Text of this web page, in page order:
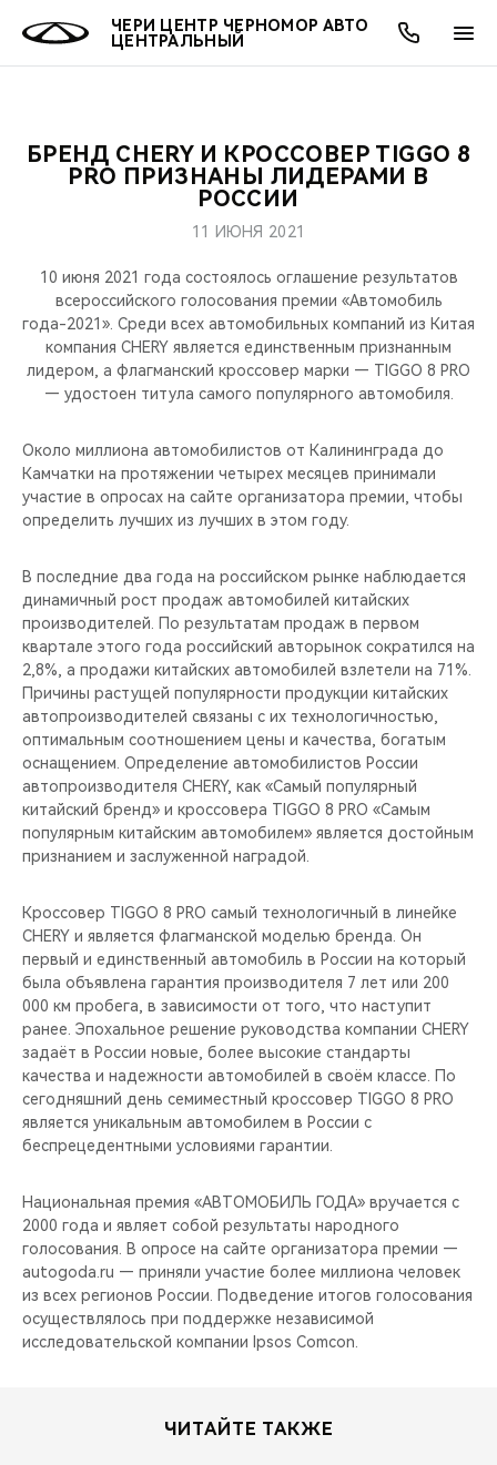
ЧЕРИ ЦЕНТР ЧЕРНОМОР АВТО
ЦЕНТРАЛЬНЫЙ
МОДЕЛИ
СЕДАНЫ
О КОМПАНИИ
МЫ В СОЦСЕТЯХ
ПОКУПАТЕЛЯМ
КРЕДИТ И СТРАХОВАНИЕ
АКСЕССУАРЫ
ВЛАДЕЛЬЦАМ
ЗАПЧАСТИ И АКСЕССУАРЫ
ПОДДЕРЖКА
МИР CHERY
CHERY В СОЦСЕТЯХ
ЛЮДИ CHERY
CHERY И СПОРТ
CHERY REMOTE
НАШИ МЕРОПРИЯТИЯ
CHERY ДЛЯ ДЕТЕЙ
ОНЛАЙН СЕРВИСЫ
БРЕНД CHERY И КРОССОВЕР TIGGO 8
PRO ПРИЗНАНЫ ЛИДЕРАМИ В
РОССИИ
11 ИЮНЯ 2021
10 июня 2021 года состоялось оглашение результатов
всероссийского голосования премии «Автомобиль
года-2021». Среди всех автомобильных компаний из Китая
компания CHERY является единственным признанным
лидером, а флагманский кроссовер марки — TIGGO 8 PRO
— удостоен титула самого популярного автомобиля.
Около миллиона автомобилистов от Калининграда до
Камчатки на протяжении четырех месяцев принимали
участие в опросах на сайте организатора премии, чтобы
определить лучших из лучших в этом году.
В последние два года на российском рынке наблюдается
динамичный рост продаж автомобилей китайских
производителей. По результатам продаж в первом
квартале этого года российский авторынок сократился на
2,8%, а продажи китайских автомобилей взлетели на 71%.
Причины растущей популярности продукции китайских
автопроизводителей связаны с их технологичностью,
оптимальным соотношением цены и качества, богатым
оснащением. Определение автомобилистов России
автопроизводителя CHERY, как «Самый популярный
китайский бренд» и кроссовера TIGGO 8 PRO «Самым
популярным китайским автомобилем» является достойным
признанием и заслуженной наградой.
Кроссовер TIGGO 8 PRO самый технологичный в линейке
CHERY и является флагманской моделью бренда. Он
первый и единственный автомобиль в России на который
была объявлена гарантия производителя 7 лет или 200
000 км пробега, в зависимости от того, что наступит
ранее. Эпохальное решение руководства компании CHERY
задаёт в России новые, более высокие стандарты
качества и надежности автомобилей в своём классе. По
сегодняшний день семиместный кроссовер TIGGO 8 PRO
является уникальным автомобилем в России с
беспрецедентными условиями гарантии.
Национальная премия «АВТОМОБИЛЬ ГОДА» вручается с
2000 года и являет собой результаты народного
голосования. В опросе на сайте организатора премии —
autogoda.ru — приняли участие более миллиона человек
из всех регионов России. Подведение итогов голосования
осуществлялось при поддержке независимой
исследовательской компании Ipsos Comcon.
ЧИТАЙТЕ ТАКЖЕ